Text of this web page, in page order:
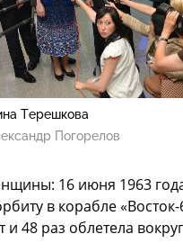
Терешкова
Погорелов
16 июня 1963
в корабле
и 48 раз облетела